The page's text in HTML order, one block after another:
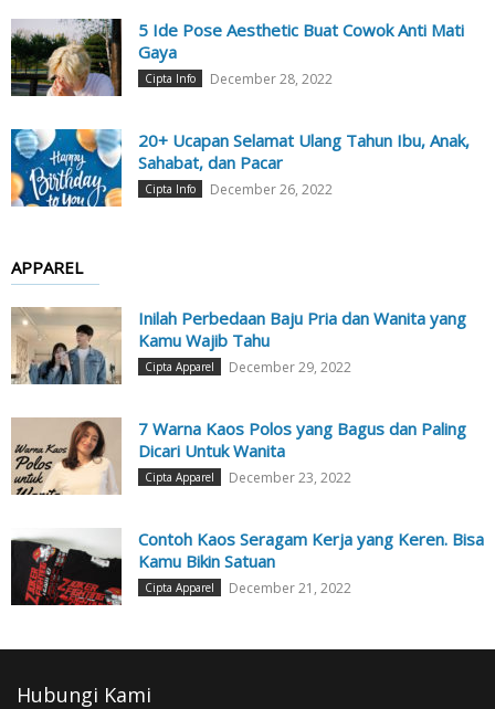
5 Ide Pose Aesthetic Buat Cowok Anti Mati
Gaya
Cipta Info December 28, 2022
20+ Ucapan Selamat Ulang Tahun Ibu, Anak,
Sahabat, dan Pacar
Cipta Info December 26, 2022
APPAREL
Inilah Perbedaan Baju Pria dan Wanita yang
Kamu Wajib Tahu
Cipta Apparel December 29, 2022
7 Warna Kaos Polos yang Bagus dan Paling
Dicari Untuk Wanita
Cipta Apparel December 23, 2022
Contoh Kaos Seragam Kerja yang Keren. Bisa
Kamu Bikin Satuan
Cipta Apparel December 21, 2022
Hubungi Kami